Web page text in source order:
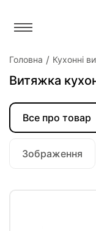
Головна Кухонні
Витяжка
Все про товар
Зображення